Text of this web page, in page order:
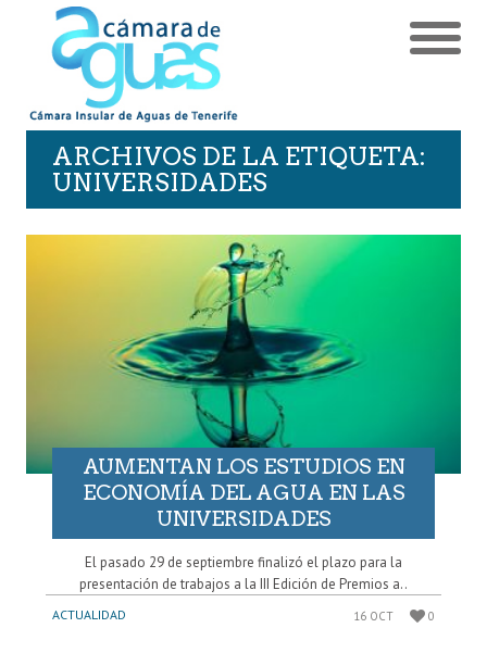
ARCHIVOS DE LA ETIQUETA:
UNIVERSIDADES
AUMENTAN LOS ESTUDIOS EN
ECONOMÍA DEL AGUA EN LAS
UNIVERSIDADES
El pasado 29 de septiembre finalizó el plazo para la
presentación de trabajos a la III Edición de Premios a..
ACTUALIDAD 16 OCT 0